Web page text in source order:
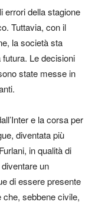
errori della stagione
Tuttavia, con il
la società sta
Le decisioni
state messe in
e la corsa per
diventata più
in qualità di
un
di essere presente
sebbene civile,